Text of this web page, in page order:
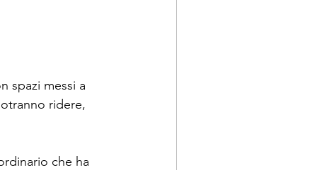
spazi messi a
ridere,
che ha